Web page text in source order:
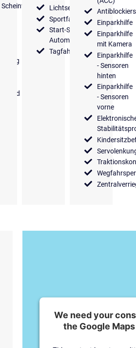
Scheinwerfer
Lichtsensor
Sportfahrwerk
Start-Stop
Automatik
Tagfahrlicht
Einparkhilfe
Einparkhilfe
mit Kamera
Einparkhilfe
- Sensoren
hinten
Einparkhilfe
- Sensoren
vorne
We need your
the Google